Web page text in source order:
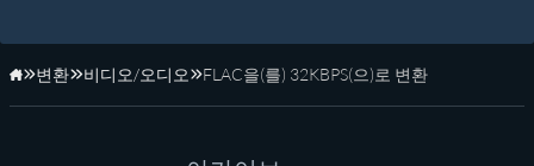
홈페이지
변환 비디오/오디오 FLAC을(를) 32KBPS(으)로 변환